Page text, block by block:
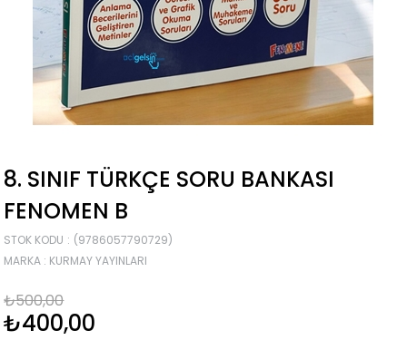
8. SINIF TÜRKÇE SORU BANKASI
FENOMEN B
STOK KODU
(9786057790729)
MARKA : KURMAY YAYINLARI
₺500,00
₺400,00